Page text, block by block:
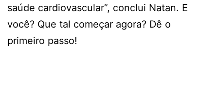
saúde cardiovascular”, conclui Natan. E
você? Que tal começar agora? Dê o
primeiro passo!